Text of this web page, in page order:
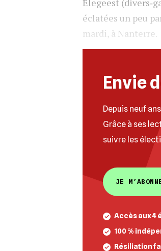
Elegeest
éclatées un peu
mardi, à Nanterre.
Envie
Depuis neuf
Grâce à ses
suivre les
JE
Accès aux 4
100 %
Résiliation